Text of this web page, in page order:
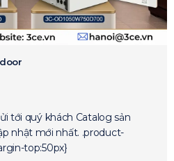
tới quý khách Catalog sản
mới nhất. .product-
top:50px}